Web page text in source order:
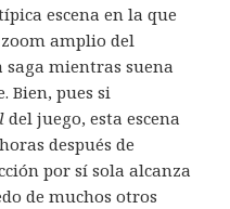
escena en la que
amplio del
saga mientras suena
Bien, pues si
del juego, esta escena
después de
por sí sola alcanza
de muchos otros